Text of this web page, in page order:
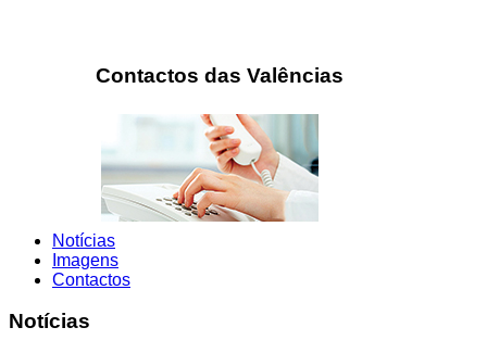
Contactos das Valências
Notícias
Imagens
Contactos
Notícias